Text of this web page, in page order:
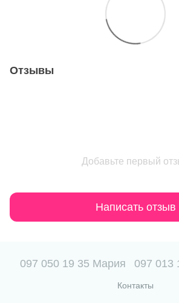
Отзывы
Добавьте первый
Написать отзыв
097 050 19 35 Мария 097 013
Контакты